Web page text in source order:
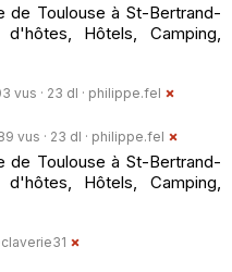
de Toulouse à St-Bertrand-
Hôtels, Camping,
vus · 23 dl · philippe.fel
vus · 23 dl · philippe.fel
de Toulouse à St-Bertrand-
Hôtels, Camping,